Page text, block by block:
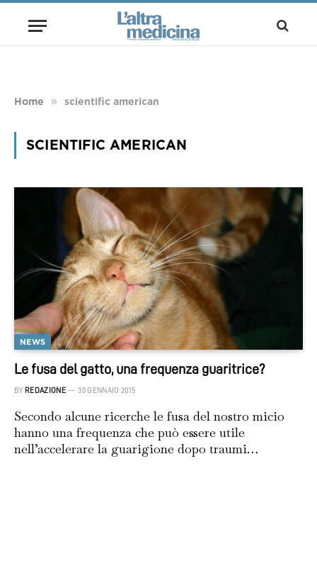
Home » scientific american
SCIENTIFIC AMERICAN
NEWS
Le fusa del gatto, una frequenza guaritrice?
BY REDAZIONE 30 GENNAIO 2015
Secondo alcune ricerche le fusa del nostro micio
hanno una frequenza che può essere utile
nell’accelerare la guarigione dopo traumi…